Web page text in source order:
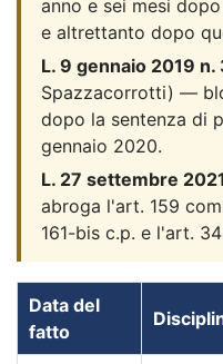
anno e sei mesi
e altrettanto dopo
L. 9 gennaio 2019 n.
Spazzacorrotti) —
dopo la sentenza di
gennaio 2020.
L. 27 settembre
abroga l'art. 159
161-bis c.p. e l'art.
Data del
fatto